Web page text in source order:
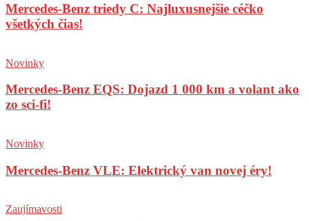
Mercedes-Benz triedy C: Najluxusnejšie céčko
všetkých čias!
Novinky
Mercedes-Benz EQS: Dojazd 1 000 km a volant ako
zo sci-fi!
Novinky
Mercedes-Benz VLE: Elektrický van novej éry!
Zaujímavosti